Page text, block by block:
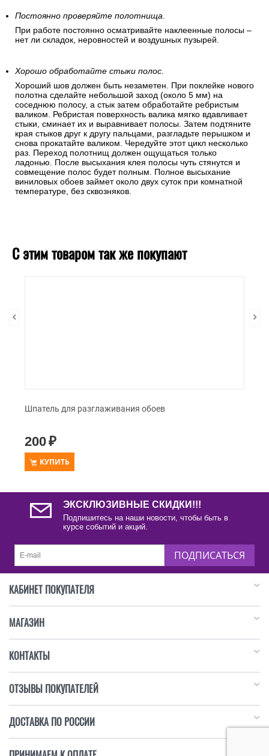
Постоянно проверяйте полотнища.
При работе постоянно осматривайте наклеенные полосы –
нет ли складок, неровностей и воздушных пузырей.
Хорошо обработайте стыки полос.
Хороший шов должен быть незаметен. При поклейке нового
полотна сделайте небольшой заход (около 5 мм) на
соседнюю полосу, а стык затем обработайте ребристым
валиком. Ребристая поверхность валика мягко вдавливает
стыки, сминает их и выравнивает полосы. Затем подтяните
края стыков друг к другу пальцами, разгладьте перышком и
снова прокатайте валиком. Чередуйте этот цикл несколько
раз. Переход полотнищ должен ощущаться только
ладонью. После высыхания клея полосы чуть стянутся и
совмещение полос будет полным. Полное высыхание
виниловых обоев займет около двух суток при комнатной
температуре, без сквозняков.
С этим товаром так же покупают
Шпатель для разглаживания обоев
200₽
КУПИТЬ
ЭКСКЛЮЗИВНЫЕ СКИДКИ!!!
Подпишитесь на наши новости, чтобы быть в
курсе событий и акций.
ПОДПИСАТЬСЯ
КАБИНЕТ ПОКУПАТЕЛЯ
МАГАЗИН
КОНТАКТЫ
ОТЗЫВЫ ПОКУПАТЕЛЕЙ
ДОСТАВКА ПО РОССИИ